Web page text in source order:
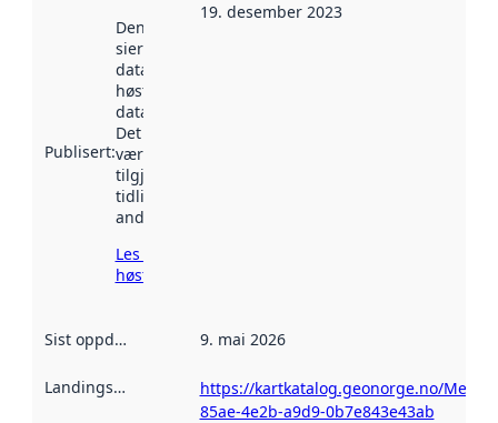
Publisert:
Denne datoen
sier når
datasettet ble
høstet av
data.norge.no.
Det kan ha
vært
tilgjengelig
tidligere
andre steder.
Les mer om
høsting her
19. desember 2023
Sist oppdatert 9. mai 2026
Landingsside
https://kartkatalog.geonorge.no/
85ae-4e2b-a9d9-0b7e843e43ab